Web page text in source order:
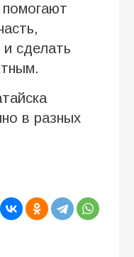
и сделать
в разных